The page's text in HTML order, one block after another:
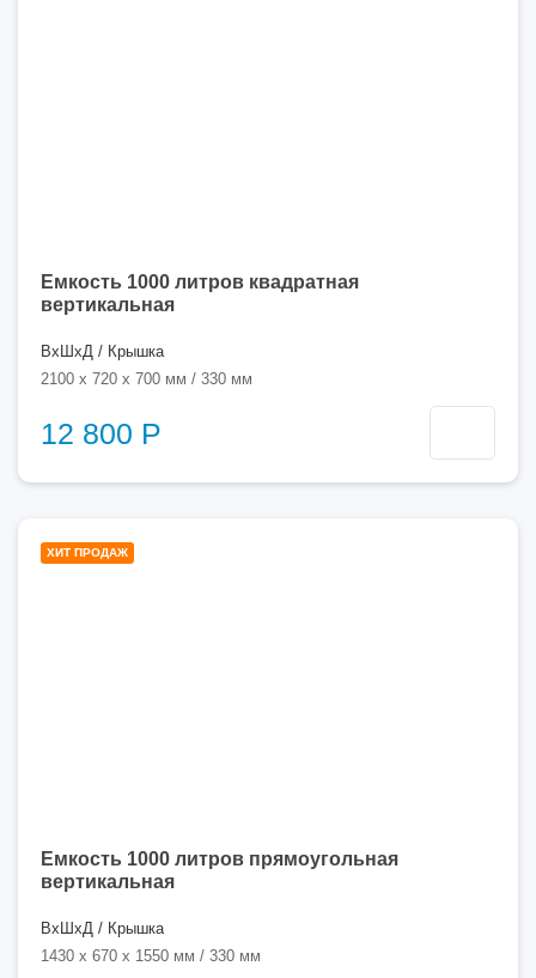
Емкость 1000 литров квадратная
вертикальная
ВхШхД / Крышка
2100 x 720 x 700 мм / 330 мм
12 800 Р
ХИТ ПРОДАЖ
Емкость 1000 литров прямоугольная
вертикальная
ВхШхД / Крышка
1430 x 670 x 1550 мм / 330 мм